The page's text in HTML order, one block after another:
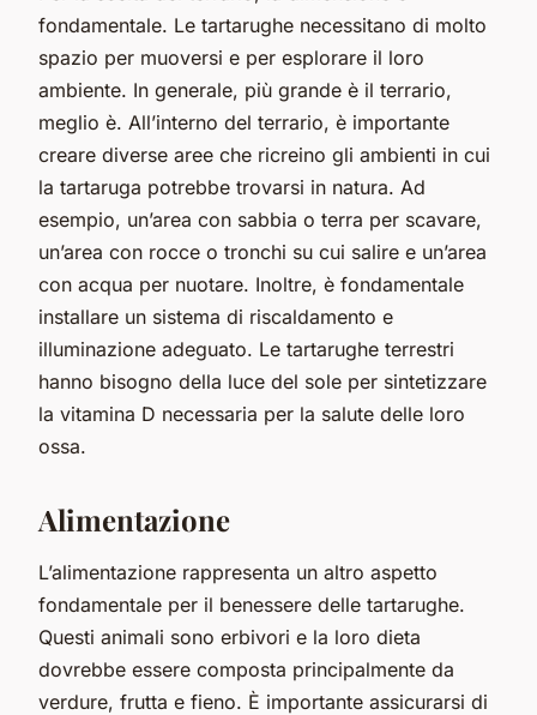
fondamentale. Le tartarughe necessitano di molto
spazio per muoversi e per esplorare il loro
ambiente. In generale, più grande è il terrario,
meglio è. All’interno del terrario, è importante
creare diverse aree che ricreino gli ambienti in cui
la tartaruga potrebbe trovarsi in natura. Ad
esempio, un’area con sabbia o terra per scavare,
un’area con rocce o tronchi su cui salire e un’area
con acqua per nuotare. Inoltre, è fondamentale
installare un sistema di riscaldamento e
illuminazione adeguato. Le tartarughe terrestri
hanno bisogno della luce del sole per sintetizzare
la vitamina D necessaria per la salute delle loro
ossa.
Alimentazione
L’alimentazione rappresenta un altro aspetto
fondamentale per il benessere delle tartarughe.
Questi animali sono erbivori e la loro dieta
dovrebbe essere composta principalmente da
verdure, frutta e fieno. È importante assicurarsi di